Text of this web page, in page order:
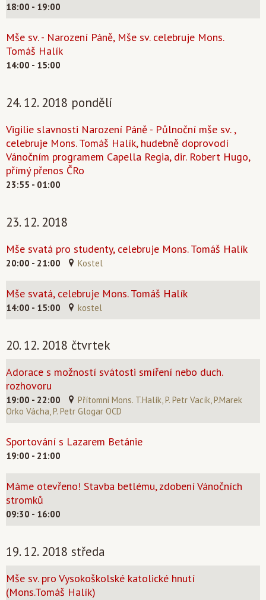
18:00 - 19:00
Mše sv. - Narození Páně, Mše sv. celebruje Mons.
Tomáš Halík
14:00 - 15:00
24. 12. 2018 pondělí
Vigilie slavnosti Narození Páně - Půlnoční mše sv. ,
celebruje Mons. Tomáš Halík, hudebně doprovodí
Vánočním programem Capella Regia, dir. Robert Hugo,
přímý přenos ČRo
23:55 - 01:00
23. 12. 2018
Mše svatá pro studenty, celebruje Mons. Tomáš Halík
20:00 - 21:00 Kostel
Mše svatá, celebruje Mons. Tomáš Halík
14:00 - 15:00 kostel
20. 12. 2018 čtvrtek
Adorace s možností svátosti smíření nebo duch.
rozhovoru
19:00 - 22:00
Přítomni Mons. T.Halík, P. Petr Vacík, P.Marek
Orko Vácha, P. Petr Glogar OCD
Sportování s Lazarem Betánie
19:00 - 21:00
Máme otevřeno! Stavba betlému, zdobení Vánočních
stromků
09:30 - 16:00
19. 12. 2018 středa
Mše sv. pro Vysokoškolské katolické hnutí
(Mons.Tomáš Halík)